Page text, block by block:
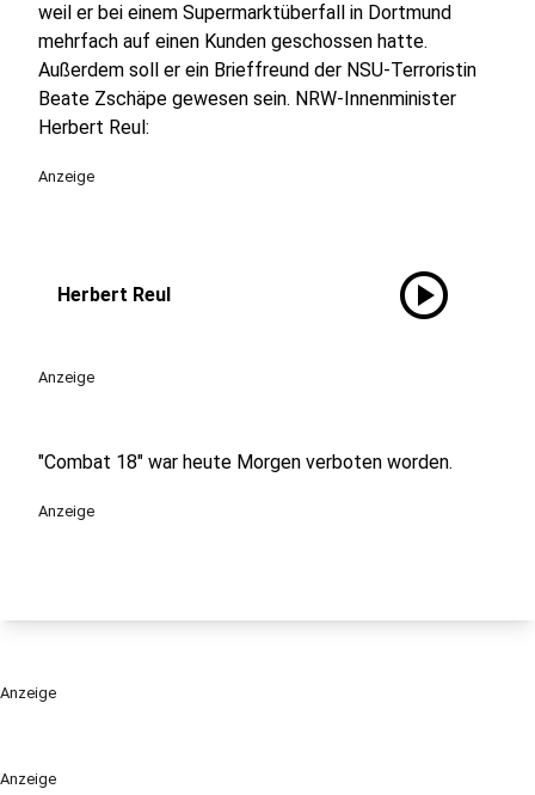
Anzeige
weil er bei einem Supermarktüberfall in Dortmund
mehrfach auf einen Kunden geschossen hatte.
Außerdem soll er ein Brieffreund der NSU-Terroristin
Beate Zschäpe gewesen sein. NRW-Innenminister
Herbert Reul:
Anzeige
Herbert Reul play_circle
Anzeige
"Combat 18" war heute Morgen verboten worden.
Anzeige
Anzeige